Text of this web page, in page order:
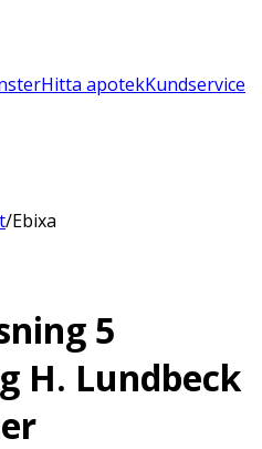
Hitta apotekKundservice
/Ebixa
5
H. Lundbeck